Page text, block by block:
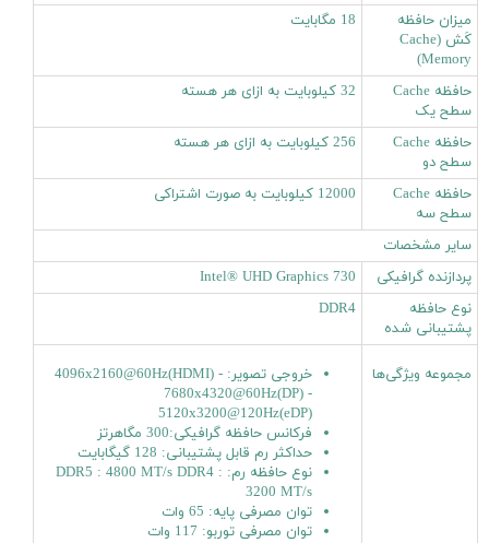
میزان حافظه
کَش (Cache
Memory)
18 مگابایت
حافظه Cache
سطح یک
32 کیلوبایت به ازای هر هسته
حافظه Cache
سطح دو
256 کیلوبایت به ازای هر هسته
حافظه Cache
سطح سه
12000 کیلوبایت به صورت اشتراکی
سایر مشخصات
پردازنده گرافیکی
Intel® UHD Graphics 730
نوع حافظه
پشتیبانی شده
DDR4
مجموعه ویژگی‌ها
خروجی تصویر: 4096x2160@60Hz(HDMI) -
7680x4320@60Hz(DP) -
5120x3200@120Hz(eDP)
فرکانس حافظه گرافیکی:300 مگاهرتز
حداکثر رم قابل پشتیبانی: 128 گیگابایت
نوع حافظه رم: DDR5 : 4800 MT/s DDR4 :
3200 MT/s
توان مصرفی پایه: 65 وات
توان مصرفی توربو: 117 وات